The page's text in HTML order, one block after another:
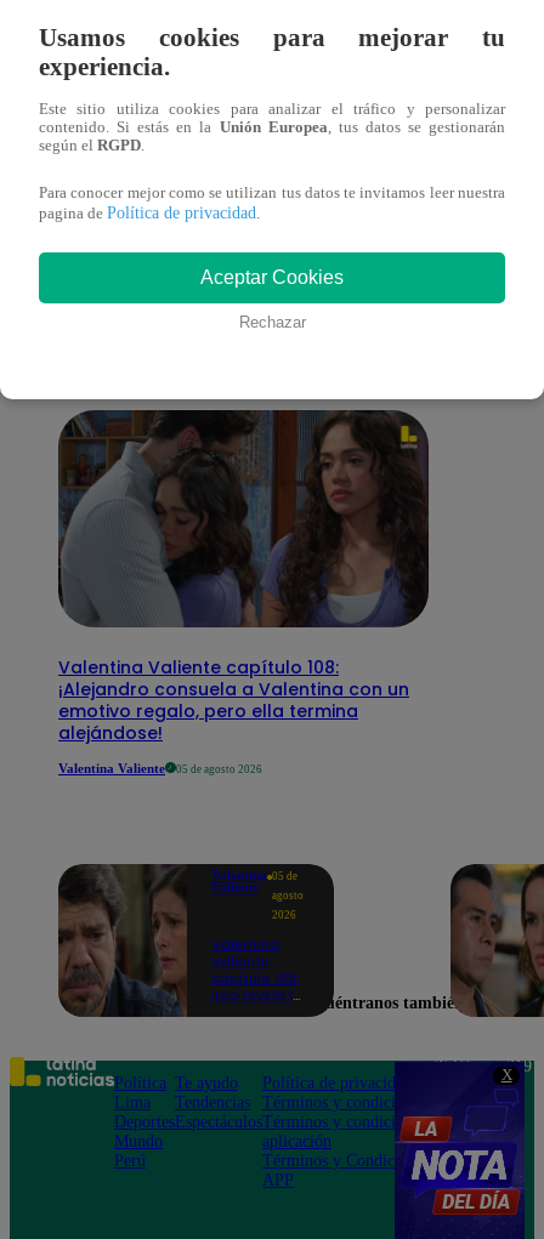
X
¡Jorge Benavides estuvo escondido tras la
máscara de ‘Caballo’!
del
También te puede
interesar
Valentina Valiente capítulo 108:
¡Alejandro consuela a Valentina con un
emotivo regalo, pero ella termina
alejándose!
Valentina Valiente 05 de agosto 2026
Valentina
Valiente
05 de
agosto
2026
Valentina
Valiente
capítulo 108:
¡Leo revela la
regresar al
Perú!
Usamos cookies para mejorar tu
experiencia.
Este sitio utiliza cookies para analizar el tráfico y personalizar
contenido. Si estás en la Unión Europea , tus datos se gestionarán
según el RGPD
Para conocer mejor como se utilizan tus datos te invitamos leer nuestra
pagina de Política de privacidad
Aceptar Cookies
Rechazar
Encuéntranos también en
Política
Lima
Deportes
Mundo
Perú
Te ayudo
Tendencias
Espectáculos
Política de privacidad
Términos y condiciones
Términos y condiciones
aplicación
Términos y Condiciones
APP
Teléfono: 219
Av. San
Felipe 968
Jesús María